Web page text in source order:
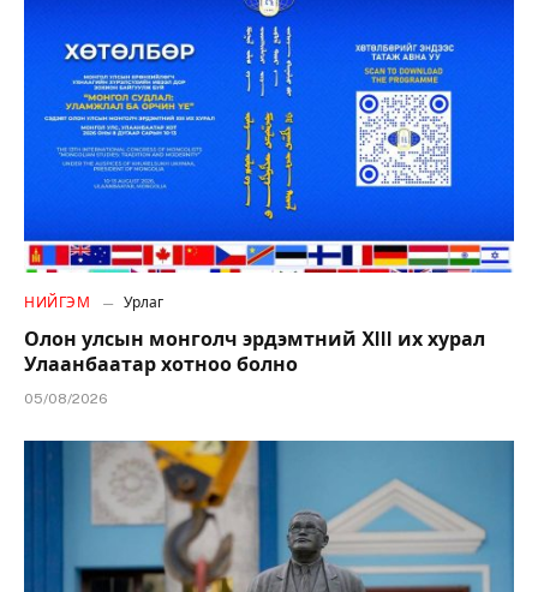
НИЙГЭМ Урлаг
Олон улсын монголч эрдэмтний XIII их хурал
Улаанбаатар хотноо болно
05/08/2026